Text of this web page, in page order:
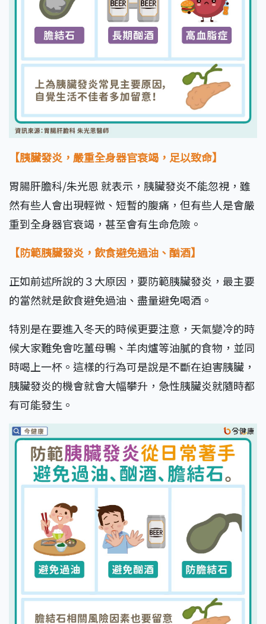
【胰臟發炎，嚴重全身器官衰竭，足以致命】
胃腸肝膽科/朱光恩 就表示，胰臟發炎不能忽視，雖
然有些人會出現輕微、短暫的腹痛，但有些人是會嚴
重到全身器官衰竭，甚至會有生命危險。
【防範胰臟發炎，飲食避免過油、酗酒】
正如前述所說的３大原因，要防範胰臟發炎，最主要
的當然就是飲食避免過油、盡量避免喝酒。
特別是在要進入冬天的時候更要注意，天氣變冷的時
候大家難免會吃薑母鴨、羊肉爐等油膩的食物，並同
時喝上一杯。這樣的行為可是說是不斷在迫害胰臟，
胰臟發炎的機會就會大幅攀升，急性胰臟炎就隨時都
有可能發生。